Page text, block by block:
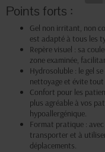
Points forts :
Gel non irritant, non
est adapté à tous les
Repère visuel : sa
zone examinée,
Hydrosoluble : le gel
nettoyage et évite
Confort pour les
plus agréable à vos
hypoallergénique.
Format pratique :
transporter et à
déplacements.